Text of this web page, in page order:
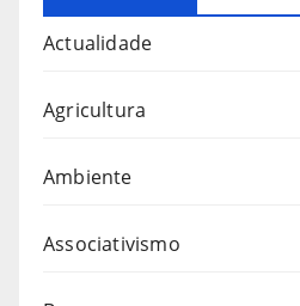
Actualidade
Agricultura
Ambiente
Associativismo